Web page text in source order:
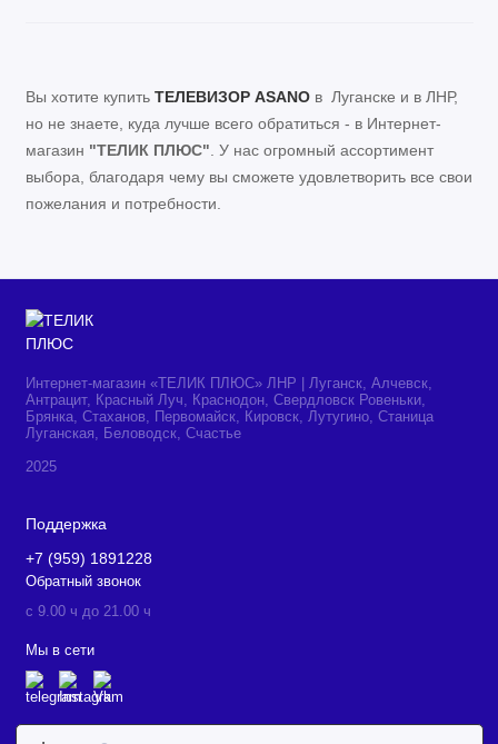
Вы хотите купить ТЕЛЕВИЗОР ASANOв Луганске и в ЛНР,
но не знаете, куда лучше всего обратиться - в Интернет-
магазин "ТЕЛИК ПЛЮС". У нас огромный ассортимент
выбора, благодаря чему вы сможете удовлетворить все свои
пожелания и потребности.
Интернет-магазин «ТЕЛИК ПЛЮС» ЛНР | Луганск, Алчевск,
Антрацит, Красный Луч, Краснодон, Свердловск Ровеньки,
Брянка, Стаханов, Первомайск, Кировск, Лутугино, Станица
Луганская, Беловодск, Счастье
2025
Поддержка
+7 (959) 1891228
Обратный звонок
c 9.00 ч до 21.00 ч
Мы в сети